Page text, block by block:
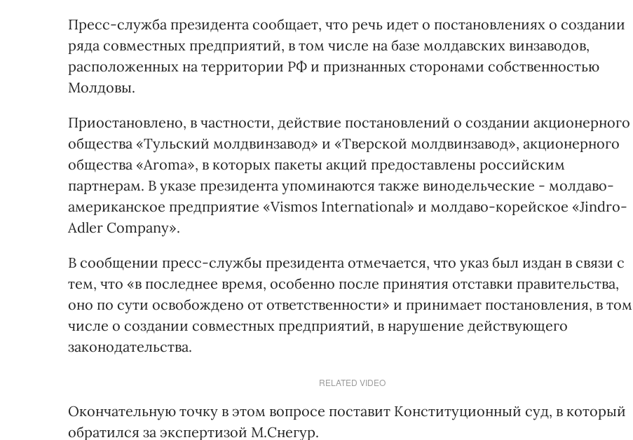
Пресс-служба президента сообщает, что речь идет о постановлениях о создании
ряда совместных предприятий, в том числе на базе молдавских винзаводов,
расположенных на территории РФ и признанных сторонами собственностью
Молдовы.
Приостановлено, в частности, действие постановлений о создании акционерного
общества «Тульский молдвинзавод» и «Тверской молдвинзавод», акционерного
общества «Аroma», в которых пакеты акций предоставлены российским
партнерам. В указе президента упоминаются также винодельческие - молдаво-
американское предприятие «Vismos International» и молдаво-корейское «Jindro-
Adler Company».
В сообщении пресс-службы президента отмечается, что указ был издан в связи с
тем, что «в последнее время, особенно после принятия отставки правительства,
оно по сути освобождено от ответственности» и принимает постановления, в том
числе о создании совместных предприятий, в нарушение действующего
законодательства.
RELATED VIDEO
Окончательную точку в этом вопросе поставит Конституционный суд, в который
обратился за экспертизой М.Снегур.